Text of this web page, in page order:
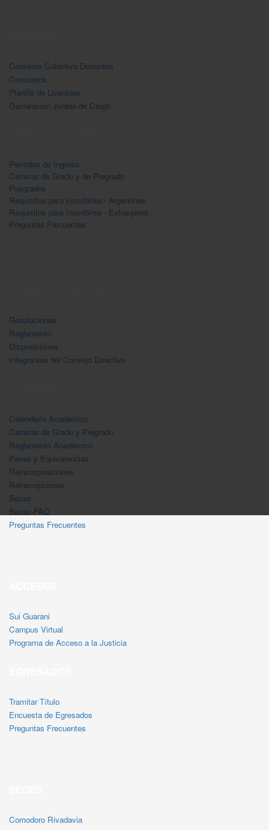
Convenio Colectivo Docentes
Concursos
Planilla de Licencias
Declaracion Jurada de Cargo
Períodos de Ingreso
Carreras de Grado y de Pregrado
Posgrados
Requisitos para inscribirse - Argentinos
Requisitos para inscribirse - Extranjeros
Preguntas Frecuentes
Resoluciones
Reglamento
Disposiciones
Integrantes del Consejo Directivo
Calendario Acadėmico
Carreras de Grado y Pregrado
Reglamento Académico
Pases y Equivalencias
Reincorporaciones
Reinscripciones
Becas
Becas-FAQ
Preguntas Frecuentes
Sui Guarani
Campus Virtual
Programa de Acceso a la Justicia
Tramitar Título
Encuesta de Egresados
Preguntas Frecuentes
Comodoro Rivadavia